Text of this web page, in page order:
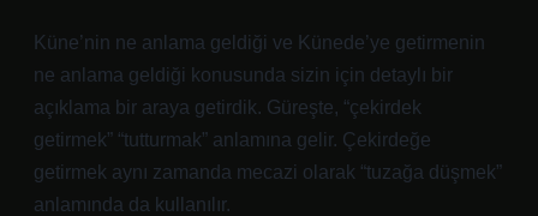
Küne’nin ne anlama geldiği ve Künede’ye getirmenin
ne anlama geldiği konusunda sizin için detaylı bir
açıklama bir araya getirdik. Güreşte, “çekirdek
getirmek” “tutturmak” anlamına gelir. Çekirdeğe
getirmek aynı zamanda mecazi olarak “tuzağa düşmek”
anlamında da kullanılır.